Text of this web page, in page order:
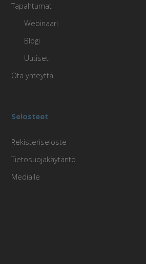
Tapahtumat
Webinaari
Blogi
Uutiset
Ota yhteyttä
Selosteet
Rekisteriseloste
Tietosuojakäytäntö
Medialle